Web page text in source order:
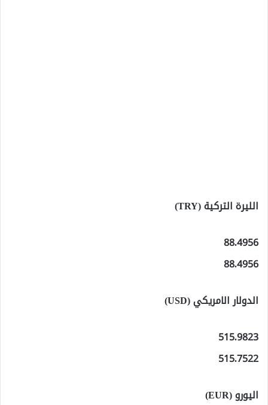
الليرة التركية (TRY)
88.4956
88.4956
الدولار الامريكي (USD)
515.9823
515.7522
اليورو (EUR)